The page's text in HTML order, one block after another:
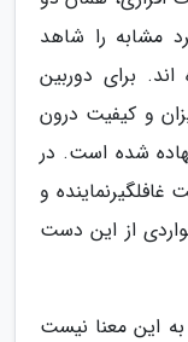
مشابه را شاهد
برای دوربین
و کیفیت درون
شده است. در
و
از این دست
این معنا نیست